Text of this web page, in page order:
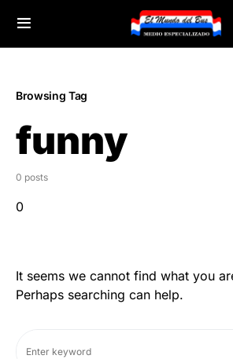
Browsing Tag
funny
0 posts
0
It seems we cannot find what you
Perhaps searching can help.